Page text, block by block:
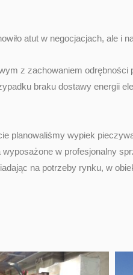
atut w negocjacjach, ale i
z zachowaniem
braku dostawy energii
planowaliśmy wypiek
w profesjonalny
na potrzeby rynku, w